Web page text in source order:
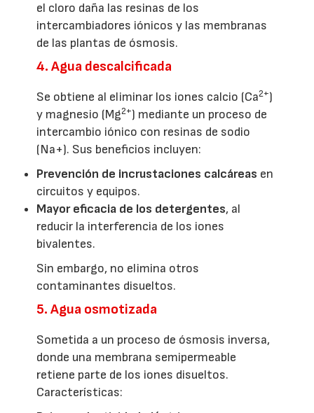
el cloro daña las resinas de los
intercambiadores iónicos y las membranas
de las plantas de ósmosis.
4. Agua descalcificada
Se obtiene al eliminar los iones calcio (Ca2+)
y magnesio (Mg2+) mediante un proceso de
intercambio iónico con resinas de sodio
(Na+). Sus beneficios incluyen:
Prevención de incrustaciones calcáreas en
circuitos y equipos.
Mayor eficacia de los detergentes, al
reducir la interferencia de los iones
bivalentes.
Sin embargo, no elimina otros
contaminantes disueltos.
5. Agua osmotizada
Sometida a un proceso de ósmosis inversa,
donde una membrana semipermeable
retiene parte de los iones disueltos.
Características: